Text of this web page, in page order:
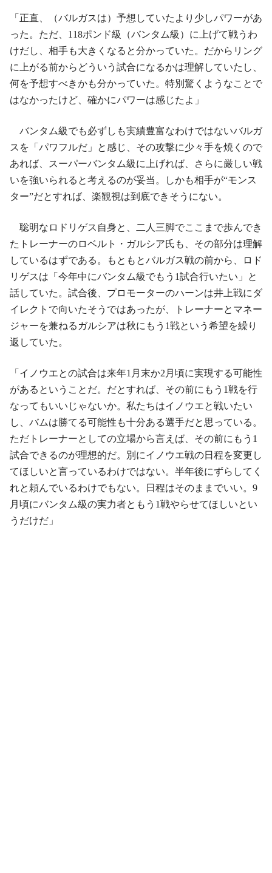
「正直、（バルガスは）予想していたより少しパワーがあ
った。ただ、118ポンド級（バンタム級）に上げて戦うわ
けだし、相手も大きくなると分かっていた。だからリング
に上がる前からどういう試合になるかは理解していたし、
何を予想すべきかも分かっていた。特別驚くようなことで
はなかったけど、確かにパワーは感じたよ」
バンタム級でも必ずしも実績豊富なわけではないバルガ
スを「パワフルだ」と感じ、その攻撃に少々手を焼くので
あれば、スーパーバンタム級に上げれば、さらに厳しい戦
いを強いられると考えるのが妥当。しかも相手が“モンス
ター”だとすれば、楽観視は到底できそうにない。
聡明なロドリゲス自身と、二人三脚でここまで歩んでき
たトレーナーのロベルト・ガルシア氏も、その部分は理解
しているはずである。もともとバルガス戦の前から、ロド
リゲスは「今年中にバンタム級でもう1試合行いたい」と
話していた。試合後、プロモーターのハーンは井上戦にダ
イレクトで向いたそうではあったが、トレーナーとマネー
ジャーを兼ねるガルシアは秋にもう1戦という希望を繰り
返していた。
「イノウエとの試合は来年1月末か2月頃に実現する可能性
があるということだ。だとすれば、その前にもう1戦を行
なってもいいじゃないか。私たちはイノウエと戦いたい
し、バムは勝てる可能性も十分ある選手だと思っている。
ただトレーナーとしての立場から言えば、その前にもう1
試合できるのが理想的だ。別にイノウエ戦の日程を変更し
てほしいと言っているわけではない。半年後にずらしてく
れと頼んでいるわけでもない。日程はそのままでいい。9
月頃にバンタム級の実力者ともう1戦やらせてほしいとい
うだけだ」